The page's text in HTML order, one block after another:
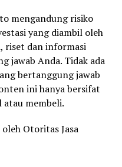
mengandung risiko
yang diambil oleh
riset dan informasi
jawab Anda. Tidak ada
bertanggung jawab
ini hanya bersifat
atau membeli.
Otoritas Jasa